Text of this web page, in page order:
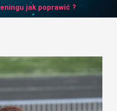
jak poprawić ?